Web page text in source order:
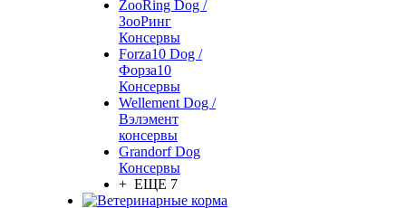
ZooRing Dog /
ЗооРинг
Консервы
Forza10 Dog /
Форза10
Консервы
Wellement Dog /
Вэлэмент
консервы
Grandorf Dog
Консервы
+ ЕЩЕ 7